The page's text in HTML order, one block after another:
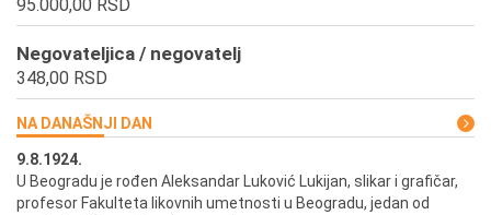
95.000,00 RSD
Negovateljica / negovatelj
348,00 RSD
NA DANAŠNJI DAN
9.8.1924.
U Beogradu je rođen Aleksandar Luković Lukijan, slikar i grafičar,
profesor Fakulteta likovnih umetnosti u Beogradu, jedan od